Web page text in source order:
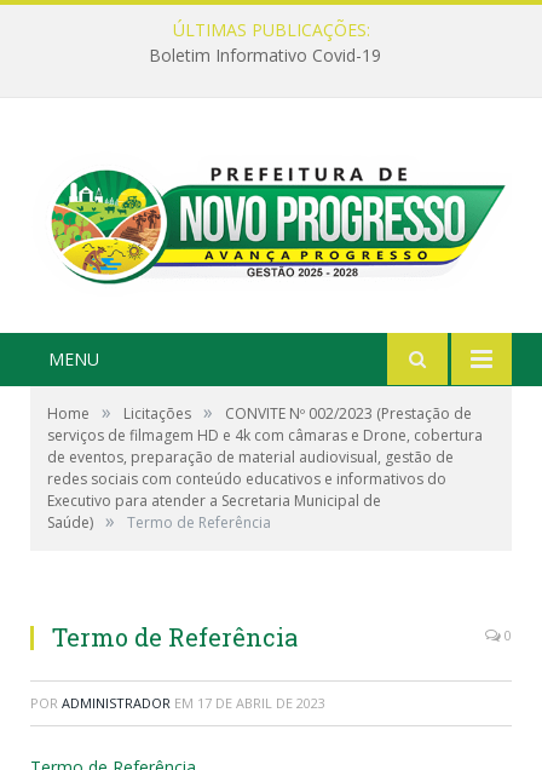
ÚLTIMAS PUBLICAÇÕES:
Boletim Informativo Covid-19
MENU
Home » Licitações »
CONVITE Nº 002/2023 (Prestação de
serviços de filmagem HD e 4k com câmaras e Drone, cobertura
de eventos, preparação de material audiovisual, gestão de
redes sociais com conteúdo educativos e informativos do
Executivo para atender a Secretaria Municipal de
Saúde) » Termo de Referência
Termo de Referência 0
POR ADMINISTRADOR EM 17 DE ABRIL DE 2023